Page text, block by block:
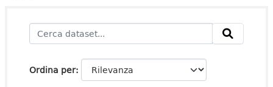
Ordina per